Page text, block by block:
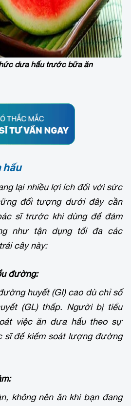
dưa hấu trước bữa ăn
hấu
lại nhiều lợi ích đối với sức
đối tượng dưới đây cần
sĩ trước khi dùng để đảm
như tận dụng tối đa các
cây này:
đường:
huyết (GI) cao dù chỉ số
(GL) thấp. Người bị tiểu
việc ăn dưa hấu theo sự
sĩ để kiểm soát lượng đường
không nên ăn khi bạn đang